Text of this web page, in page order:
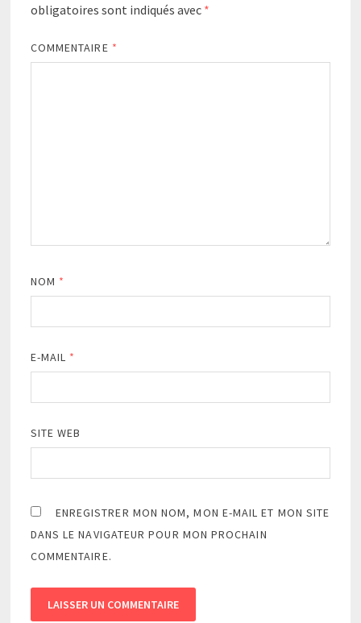
obligatoires sont indiqués avec *
COMMENTAIRE *
NOM *
E-MAIL *
SITE WEB
ENREGISTRER MON NOM, MON E-MAIL ET MON SITE
DANS LE NAVIGATEUR POUR MON PROCHAIN
COMMENTAIRE.